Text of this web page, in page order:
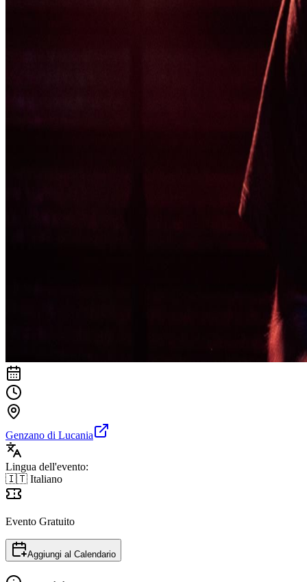
Genzano di Lucania
Lingua dell'evento:
🇮🇹 Italiano
Evento Gratuito
Aggiungi al Calendario